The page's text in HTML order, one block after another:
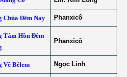
Chúa Đêm Nay Phanxicô
Tâm Hồn Đêm
Phanxicô
Về Bêlem Ngọc Linh